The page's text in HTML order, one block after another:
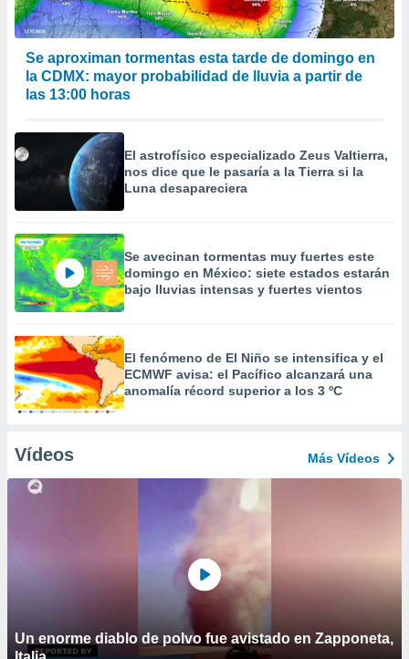
Se aproximan tormentas esta tarde de domingo en
la CDMX: mayor probabilidad de lluvia a partir de
las 13:00 horas
El astrofísico especializado Zeus Valtierra,
nos dice que le pasaría a la Tierra si la
Luna desapareciera
Se avecinan tormentas muy fuertes este
domingo en México: siete estados estarán
bajo lluvias intensas y fuertes vientos
El fenómeno de El Niño se intensifica y el
ECMWF avisa: el Pacífico alcanzará una
anomalía récord superior a los 3 ºC
Vídeos Más Vídeos
Un enorme diablo de polvo fue avistado en Zapponeta,